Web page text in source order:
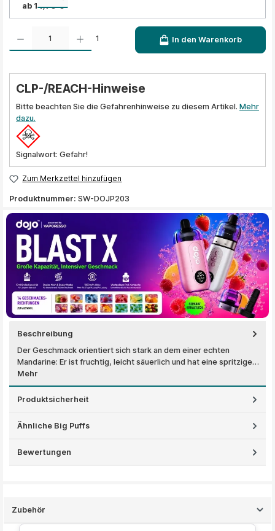
ab 14,90 €
Produkt Anzahl: Gib den gewünschten Wert ein oder benutze die Schaltflächen um die
1 In den Warenkorb
CLP-/REACH-Hinweise
Bitte beachten Sie die Gefahrenhinweise zu diesem Artikel. Mehr
dazu.
Signalwort: Gefahr!
Zum Merkzettel hinzufügen
Produktnummer: SW-DOJP203
Beschreibung
Der Geschmack orientiert sich stark an dem einer echten
Mandarine: Er ist fruchtig, leicht säuerlich und hat eine spritzige…
Mehr
Produktsicherheit
Ähnliche Big Puffs
Bewertungen
Zubehör
Produktgalerie überspringen